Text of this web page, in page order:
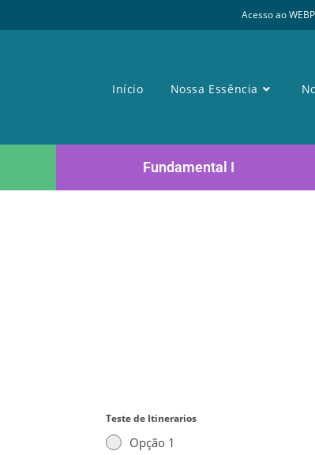
Acesso ao
Início Nossa Essência
Fundamental I
Teste de Itinerarios
Opção 1